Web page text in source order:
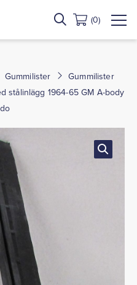
(0)
Gummilister
Gummilister
stålinlägg 1964-65 GM A-body